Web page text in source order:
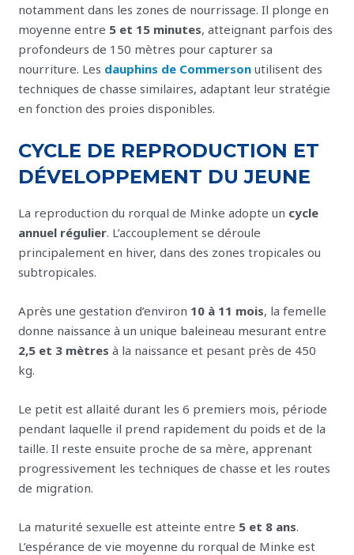
notamment dans les zones de nourrissage. Il plonge en
moyenne entre 5 et 15 minutes, atteignant parfois des
profondeurs de 150 mètres pour capturer sa
nourriture. Les dauphins de Commerson utilisent des
techniques de chasse similaires, adaptant leur stratégie
en fonction des proies disponibles.
CYCLE DE REPRODUCTION ET
DÉVELOPPEMENT DU JEUNE
La reproduction du rorqual de Minke adopte un cycle
annuel régulier. L’accouplement se déroule
principalement en hiver, dans des zones tropicales ou
subtropicales.
Après une gestation d’environ 10 à 11 mois, la femelle
donne naissance à un unique baleineau mesurant entre
2,5 et 3 mètres à la naissance et pesant près de 450
kg.
Le petit est allaité durant les 6 premiers mois, période
pendant laquelle il prend rapidement du poids et de la
taille. Il reste ensuite proche de sa mère, apprenant
progressivement les techniques de chasse et les routes
de migration.
La maturité sexuelle est atteinte entre 5 et 8 ans.
L’espérance de vie moyenne du rorqual de Minke est